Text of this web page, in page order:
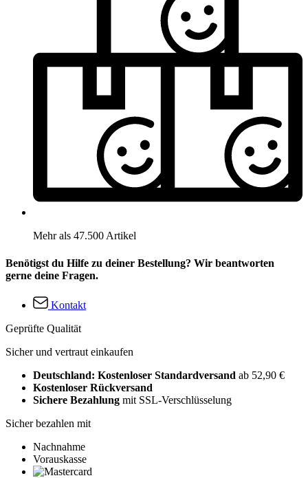
Mehr als 47.500 Artikel
Benötigst du Hilfe zu deiner Bestellung? Wir beantworten
gerne deine Fragen.
Kontakt
Geprüfte Qualität
Sicher und vertraut einkaufen
Deutschland: Kostenloser Standardversand ab 52,90 €
Kostenloser Rückversand
Sichere Bezahlung mit SSL-Verschlüsselung
Sicher bezahlen mit
Nachnahme
Vorauskasse